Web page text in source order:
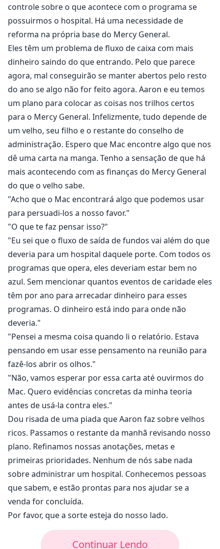
controle sobre o que acontece com o programa se
possuirmos o hospital. Há uma necessidade de
reforma na própria base do Mercy General.
Eles têm um problema de fluxo de caixa com mais
dinheiro saindo do que entrando. Pelo que parece
agora, mal conseguirão se manter abertos pelo resto
do ano se algo não for feito agora. Aaron e eu temos
um plano para colocar as coisas nos trilhos certos
para o Mercy General. Infelizmente, tudo depende de
um velho, seu filho e o restante do conselho de
administração. Espero que Mac encontre algo que nos
dê uma carta na manga. Tenho a sensação de que há
mais acontecendo com as finanças do Mercy General
do que o velho sabe.
"Acho que o Mac encontrará algo que podemos usar
para persuadi-los a nosso favor."
"O que te faz pensar isso?"
"Eu sei que o fluxo de saída de fundos vai além do que
deveria para um hospital daquele porte. Com todos os
programas que opera, eles deveriam estar bem no
azul. Sem mencionar quantos eventos de caridade eles
têm por ano para arrecadar dinheiro para esses
programas. O dinheiro está indo para onde não
deveria."
"Pensei a mesma coisa quando li o relatório. Estava
pensando em usar esse pensamento na reunião para
fazê-los abrir os olhos."
"Não, vamos esperar por essa carta até ouvirmos do
Mac. Quero evidências concretas da minha teoria
antes de usá-la contra eles."
Dou risada de uma piada que Aaron faz sobre velhos
ricos. Passamos o restante da manhã revisando nosso
plano. Refinamos nossas anotações, metas e
primeiras prioridades. Nenhum de nós sabe nada
sobre administrar um hospital. Conhecemos pessoas
que sabem, e estão prontas para nos ajudar se a
venda for concluída.
Por favor, que a sorte esteja do nosso lado.
Continuar Lendo